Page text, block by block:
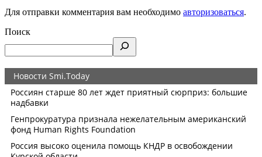
Для отправки комментария вам необходимо авторизоваться.
Поиск